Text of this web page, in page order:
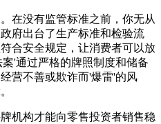
在没有监管标准之前，你无从
府出台了生产标准和检验流
合安全规定，让消费者可以放
'通过严格的牌照制度和储备
营不善或欺诈而'爆雷'的风
机构才能向零售投资者销售稳